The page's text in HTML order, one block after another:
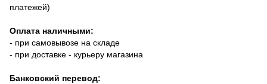
платежей)
Оплата наличными:
- при самовывозе на складе
- при доставке - курьеру магазина
Банковский перевод: